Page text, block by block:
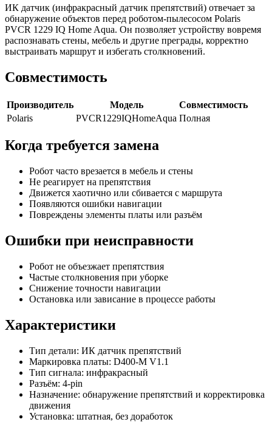
ИК датчик (инфракрасный датчик препятствий) отвечает за
обнаружение объектов перед роботом-пылесосом Polaris
PVCR 1229 IQ Home Aqua. Он позволяет устройству вовремя
распознавать стены, мебель и другие преграды, корректно
выстраивать маршрут и избегать столкновений.
Совместимость
Производитель Модель
Совместимость
Polaris
PVCR1229IQHomeAqua Полная
Когда требуется замена
Робот часто врезается в мебель и стены
Не реагирует на препятствия
Движется хаотично или сбивается с маршрута
Появляются ошибки навигации
Повреждены элементы платы или разъём
Ошибки при неисправности
Робот не объезжает препятствия
Частые столкновения при уборке
Снижение точности навигации
Остановка или зависание в процессе работы
Характеристики
Тип детали: ИК датчик препятствий
Маркировка платы: D400-M V1.1
Тип сигнала: инфракрасный
Разъём: 4-pin
Назначение: обнаружение препятствий и корректировка
движения
Установка: штатная, без доработок